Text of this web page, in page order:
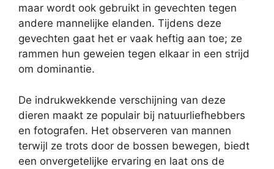
maar wordt ook gebruikt in gevechten tegen
andere mannelijke elanden. Tijdens deze
gevechten gaat het er vaak heftig aan toe; ze
rammen hun geweien tegen elkaar in een strijd
om dominantie.
De indrukwekkende verschijning van deze
dieren maakt ze populair bij natuurliefhebbers
en fotografen. Het observeren van mannen
terwijl ze trots door de bossen bewegen, biedt
een onvergetelijke ervaring en laat ons de